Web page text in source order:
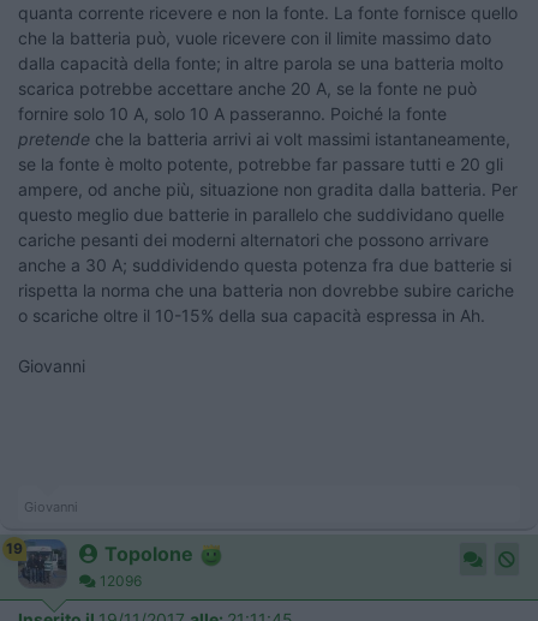
quanta corrente ricevere e non la fonte. La fonte fornisce quello
che la batteria può, vuole ricevere con il limite massimo dato
dalla capacità della fonte; in altre parola se una batteria molto
scarica potrebbe accettare anche 20 A, se la fonte ne può
fornire solo 10 A, solo 10 A passeranno. Poiché la fonte
pretende che la batteria arrivi ai volt massimi istantaneamente,
se la fonte è molto potente, potrebbe far passare tutti e 20 gli
ampere, od anche più, situazione non gradita dalla batteria. Per
questo meglio due batterie in parallelo che suddividano quelle
cariche pesanti dei moderni alternatori che possono arrivare
anche a 30 A; suddividendo questa potenza fra due batterie si
rispetta la norma che una batteria non dovrebbe subire cariche
o scariche oltre il 10-15% della sua capacità espressa in Ah.
Giovanni
Giovanni
19 Topolone
12096